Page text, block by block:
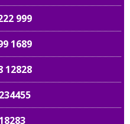
999
1689
12828